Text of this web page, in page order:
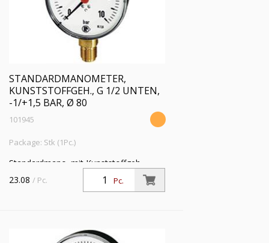
STANDARDMANOMETER,
KUNSTSTOFFGEH., G 1/2 UNTEN,
-1/+1,5 BAR, Ø 80
101945
Package: Stk (1Pc.)
Standardmano. mit Kunststoffgeh.,
Einfachskala in bar, Anschluss radial
unten, G 1/2, Güteklasse 1,6, Messber.
Pc.
23.08 / Pc.